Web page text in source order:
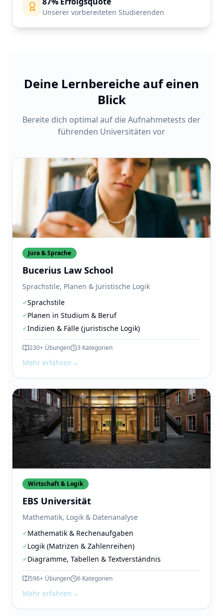
Unserer vorbereiteten Studierenden
Deine Lernbereiche auf einen
Blick
Bereite dich optimal auf die Aufnahmetests der
führenden Universitäten vor
Jura & Sprache
Bucerius Law School
Sprachstile, Planen & Juristische Logik
✓Sprachstile
✓Planen in Studium & Beruf
✓Indizien & Fälle (juristische Logik)
230+ Übungen 3 Kategorien
Mehr erfahren →
Wirtschaft & Logik
EBS Universität
Mathematik, Logik & Datenanalyse
✓Mathematik & Rechenaufgaben
✓Logik (Matrizen & Zahlenreihen)
✓Diagramme, Tabellen & Textverständnis
596+ Übungen 6 Kategorien
Mehr erfahren →